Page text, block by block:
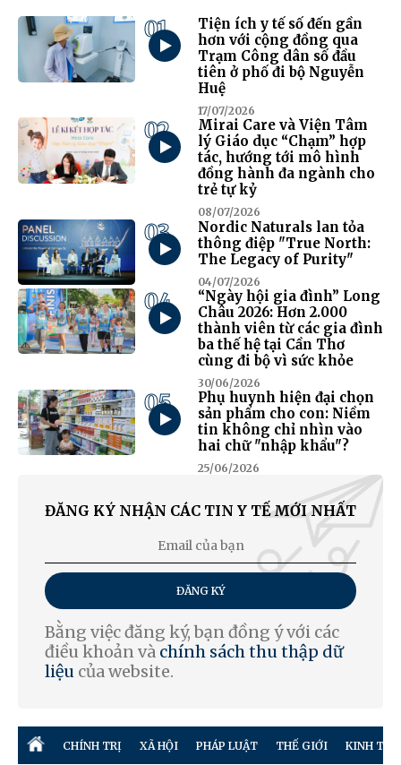
01
Tiện ích y tế số đến gần
hơn với cộng đồng qua
Trạm Công dân số đầu
tiên ở phố đi bộ Nguyễn
Huệ
17/07/2026
02
Mirai Care và Viện Tâm
lý Giáo dục “Chạm” hợp
tác, hướng tới mô hình
đồng hành đa ngành cho
trẻ tự kỷ
08/07/2026
03
Nordic Naturals lan tỏa
thông điệp "True North:
The Legacy of Purity"
04/07/2026
04
“Ngày hội gia đình” Long
Châu 2026: Hơn 2.000
thành viên từ các gia đình
ba thế hệ tại Cần Thơ
cùng đi bộ vì sức khỏe
30/06/2026
05
Phụ huynh hiện đại chọn
sản phẩm cho con: Niềm
tin không chỉ nhìn vào
hai chữ "nhập khẩu"?
25/06/2026
ĐĂNG KÝ NHẬN CÁC TIN Y TẾ MỚI NHẤT
ĐĂNG KÝ
Bằng việc đăng ký, bạn đồng ý với các
điều khoản và chính sách thu thập dữ
liệu của website.
CHÍNH TRỊ XÃ HỘI PHÁP LUẬT THẾ GIỚI KINH TẾ